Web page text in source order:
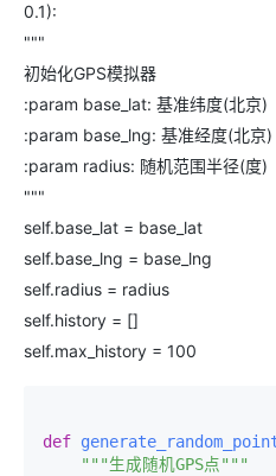
0.1):
"""
初始化GPS模拟器
:param base_lat: 基准纬度(北京)
:param base_lng: 基准经度(北京)
:param radius: 随机范围半径(度)
"""
self.base_lat = base_lat
self.base_lng = base_lng
self.radius = radius
self.history = []
self.max_history = 100
def
"""生成随机GPS点"""